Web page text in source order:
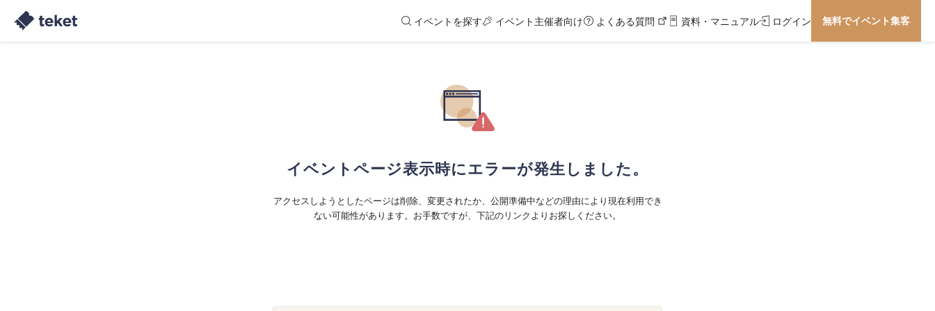
イベントを探す イベント主催者向け よくある質問 資料・マニュアル ログイン 無料でイベント集客
イベントページ表示時にエラーが発生しました。
アクセスしようとしたページは削除、変更されたか、公開準備中などの理由により現在利用でき
ない可能性があります。お手数ですが、下記のリンクよりお探しください。